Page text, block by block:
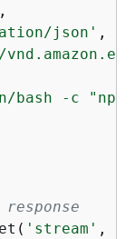
,
json' ,
bash -c
'stream' ,